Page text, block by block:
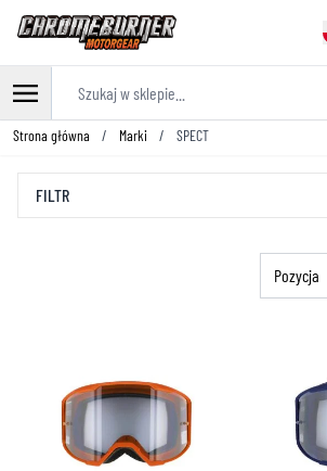
Przejdź do treści
Strona główna / Marki / SPECT
FILTR